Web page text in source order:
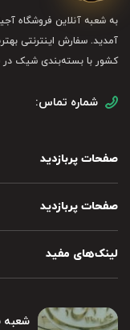
آمدید. سفارش اینترنتی
کشور با بسته‌بندی شیک در
شماره تماس:
صفحات پربازدید
صفحات پربازدید
لینک‌های مفید
شعبه